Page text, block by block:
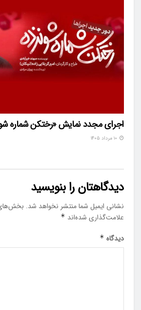
اجرای مجدد نمایش «رختکن شماره
دیدگاهتان را بنویسید
نشانی ایمیل شما منتشر نخواهد شد. بخش‌های
علامت‌گذاری شده‌اند *
دیدگاه *